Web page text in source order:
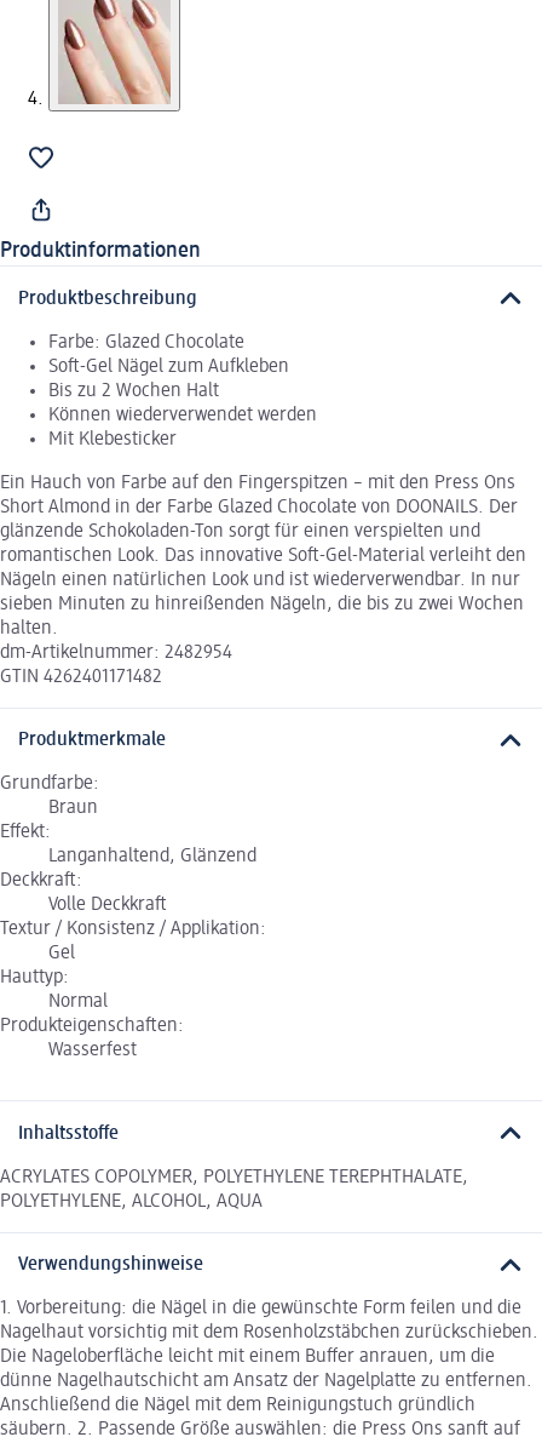
Produktinformationen
Produktbeschreibung
Farbe: Glazed Chocolate
Soft-Gel Nägel zum Aufkleben
Bis zu 2 Wochen Halt
Können wiederverwendet werden
Mit Klebesticker
Ein Hauch von Farbe auf den Fingerspitzen – mit den Press Ons
Short Almond in der Farbe Glazed Chocolate von DOONAILS. Der
glänzende Schokoladen-Ton sorgt für einen verspielten und
romantischen Look. Das innovative Soft-Gel-Material verleiht den
Nägeln einen natürlichen Look und ist wiederverwendbar. In nur
sieben Minuten zu hinreißenden Nägeln, die bis zu zwei Wochen
halten.
dm-Artikelnummer: 2482954
GTIN 4262401171482
Produktmerkmale
Grundfarbe:
Braun
Effekt:
Langanhaltend, Glänzend
Deckkraft:
Volle Deckkraft
Textur / Konsistenz / Applikation:
Gel
Hauttyp:
Normal
Produkteigenschaften:
Wasserfest
Inhaltsstoffe
ACRYLATES COPOLYMER, POLYETHYLENE TEREPHTHALATE,
POLYETHYLENE, ALCOHOL, AQUA
Verwendungshinweise
1. Vorbereitung: die Nägel in die gewünschte Form feilen und die
Nagelhaut vorsichtig mit dem Rosenholzstäbchen zurückschieben.
Die Nageloberfläche leicht mit einem Buffer anrauen, um die
dünne Nagelhautschicht am Ansatz der Nagelplatte zu entfernen.
Anschließend die Nägel mit dem Reinigungstuch gründlich
säubern. 2. Passende Größe auswählen: die Press Ons sanft auf